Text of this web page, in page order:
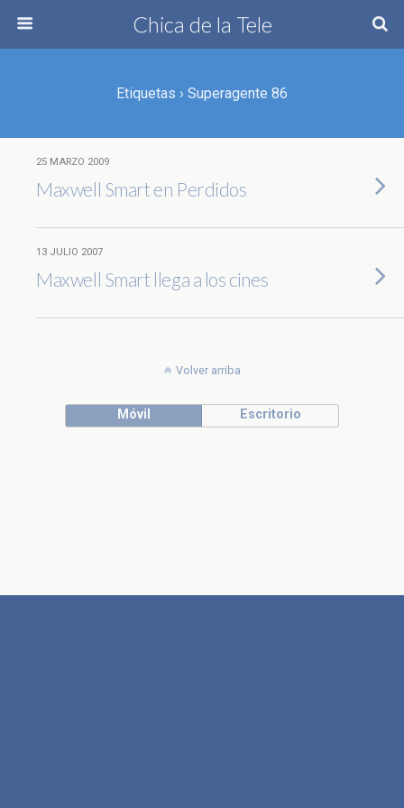
Chica de la Tele
Etiquetas › Superagente 86
25 MARZO 2009
Maxwell Smart en Perdidos
13 JULIO 2007
Maxwell Smart llega a los cines
Volver arriba
Móvil Escritorio